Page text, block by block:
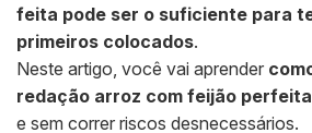
feita pode ser o suficiente para
primeiros colocados.
Neste artigo, você vai aprender
redação arroz com feijão perfeita
e sem correr riscos desnecessários.